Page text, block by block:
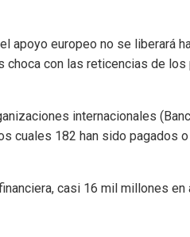
apoyo europeo no se liberará
choca con las reticencias de los
internacionales
cuales 182 han sido pagados
casi 16 mil millones en